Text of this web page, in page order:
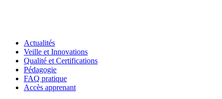
Actualités
Veille et Innovations
Qualité et Certifications
Pédagogie
FAQ pratique
Accès apprenant